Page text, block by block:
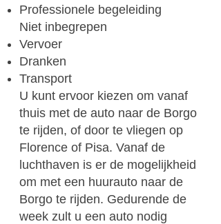
Professionele begeleiding
Niet inbegrepen
Vervoer
Dranken
Transport
U kunt ervoor kiezen om vanaf
thuis met de auto naar de Borgo
te rijden, of door te vliegen op
Florence of Pisa. Vanaf de
luchthaven is er de mogelijkheid
om met een huurauto naar de
Borgo te rijden. Gedurende de
week zult u een auto nodig